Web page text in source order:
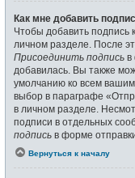
Как мне добавить
Чтобы добавить подпись
личном разделе. После
Присоединить подпись в
добавилась. Вы также
умолчанию ко всем
выбор в параграфе
в личном разделе.
подписи в отдельных
подпись в форме
Вернуться к началу